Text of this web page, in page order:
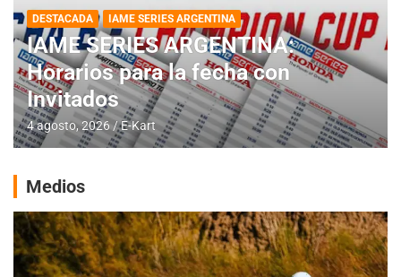
DESTACADA IAME SERIES ARGENTINA
IAME SERIES ARGENTINA:
Horarios para la fecha con
Invitados
4 agosto, 2026 E-Kart
Medios